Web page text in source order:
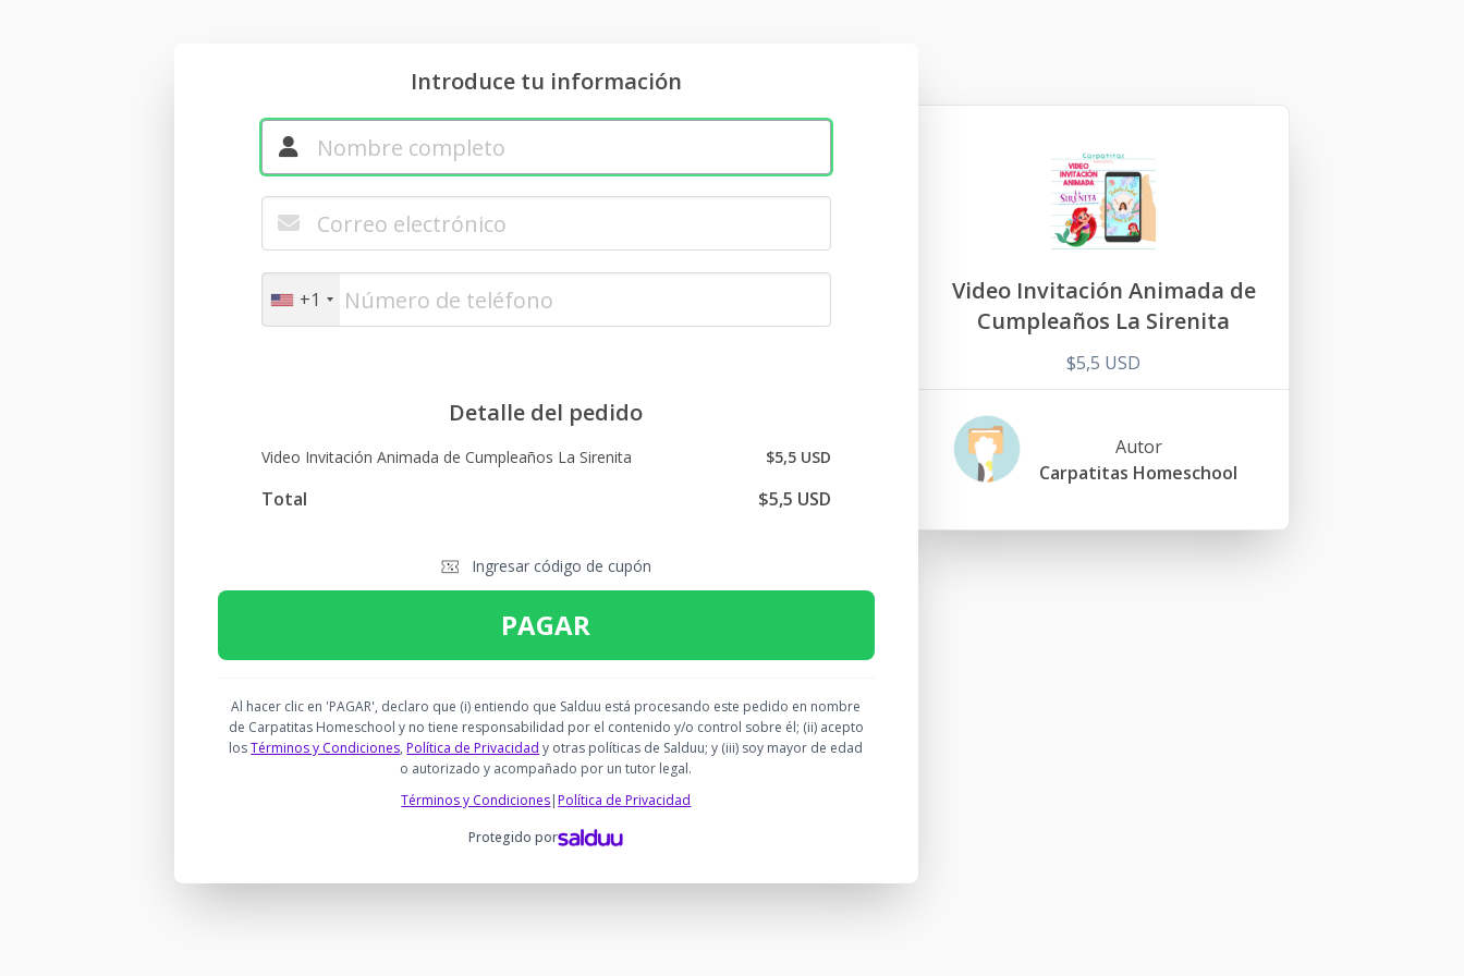
Introduce tu información
+1
Detalle del pedido
Video Invitación Animada de Cumpleaños La Sirenita $5,5 USD
Total $5,5 USD
Ingresar código de cupón
PAGAR
Al hacer clic en 'PAGAR', declaro que (i) entiendo que Salduu está procesando este pedido en nombre
de Carpatitas Homeschool y no tiene responsabilidad por el contenido y/o control sobre él; (ii) acepto
losTérminos y Condiciones,Política de Privacidad y otras políticas de Salduu; y (iii) soy mayor de edad
o autorizado y acompañado por un tutor legal.
Términos y Condiciones|Política de Privacidad
Protegido por
Video Invitación Animada de
Cumpleaños La Sirenita
$5,5 USD
Autor
Carpatitas Homeschool